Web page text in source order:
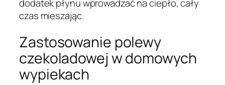
dodatek płynu wprowadzać na ciepło, cały
czas mieszając.
Zastosowanie polewy
czekoladowej w domowych
wypiekach